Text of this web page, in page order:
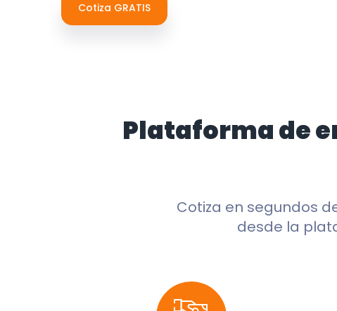
Cotiza GRATIS
Plataforma de
Cotiza en segundos
desde la